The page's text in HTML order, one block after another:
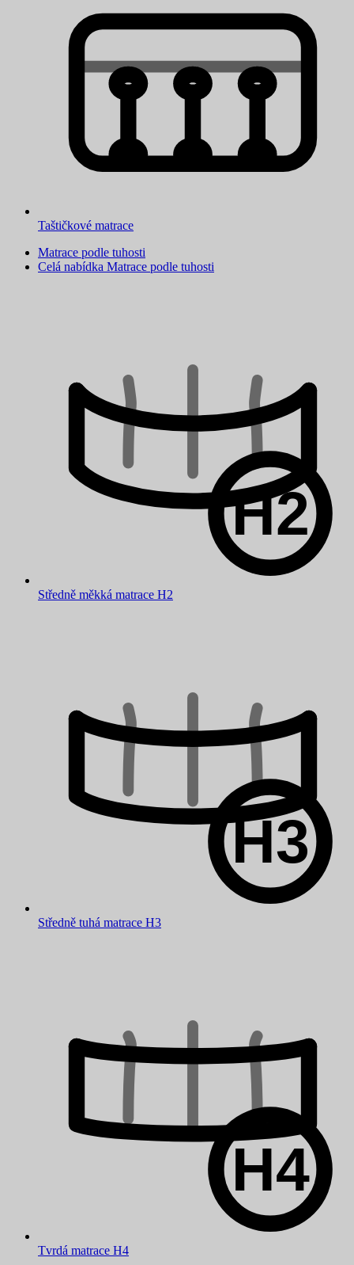
Taštičkové matrace
Matrace podle tuhosti
Celá nabídka Matrace podle tuhosti
Středně měkká matrace H2
Středně tuhá matrace H3
Tvrdá matrace H4